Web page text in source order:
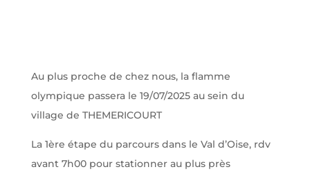
Au plus proche de chez nous, la flamme
olympique passera le 19/07/2025 au sein du
village de THEMERICOURT
La 1ère étape du parcours dans le Val d’Oise, rdv
avant 7h00 pour stationner au plus près